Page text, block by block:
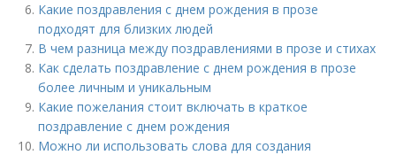
Какие поздравления с днем рождения в прозе
подходят для близких людей
В чем разница между поздравлениями в прозе и стихах
Как сделать поздравление с днем рождения в прозе
более личным и уникальным
Какие пожелания стоит включать в краткое
поздравление с днем рождения
Можно ли использовать слова для создания